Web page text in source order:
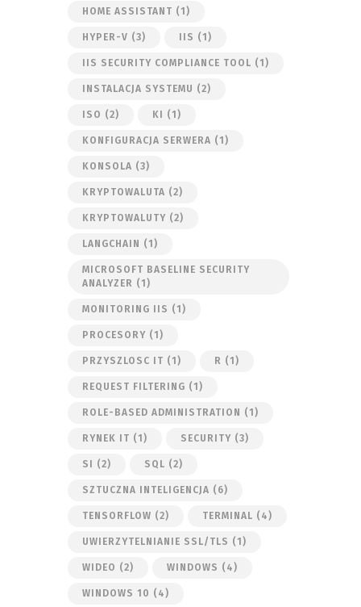
HOME ASSISTANT (1)
HYPER-V (3) IIS (1)
IIS SECURITY COMPLIANCE TOOL (1)
INSTALACJA SYSTEMU (2)
ISO (2) KI (1)
KONFIGURACJA SERWERA (1)
KONSOLA (3)
KRYPTOWALUTA (2)
KRYPTOWALUTY (2)
LANGCHAIN (1)
MICROSOFT BASELINE SECURITY
ANALYZER (1)
MONITORING IIS (1)
PROCESORY (1)
PRZYSZLOSC IT (1) R (1)
REQUEST FILTERING (1)
ROLE-BASED ADMINISTRATION (1)
RYNEK IT (1) SECURITY (3)
SI (2) SQL (2)
SZTUCZNA INTELIGENCJA (6)
TENSORFLOW (2) TERMINAL (4)
UWIERZYTELNIANIE SSL/TLS (1)
WIDEO (2) WINDOWS (4)
WINDOWS 10 (4)